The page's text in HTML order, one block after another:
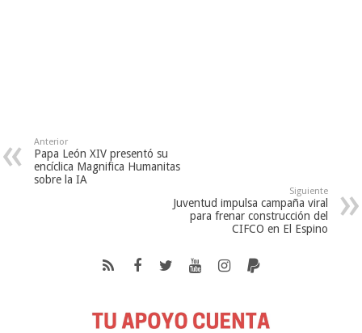
Anterior
Papa León XIV presentó su
encíclica Magnifica Humanitas
sobre la IA
Siguiente
Juventud impulsa campaña viral
para frenar construcción del
CIFCO en El Espino